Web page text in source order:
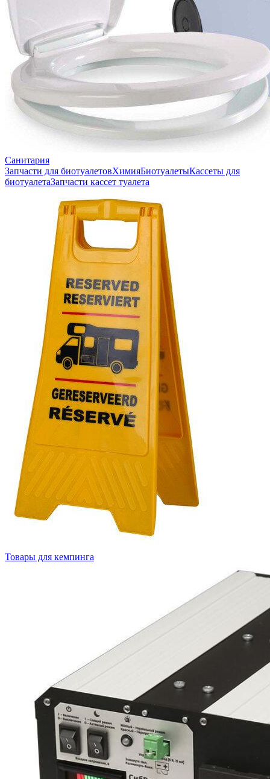
Санитария
Запчасти для биотуалетовХимияБиотуалетыКассеты для
биотуалетаЗапчасти кассет туалета
Товары для кемпинга